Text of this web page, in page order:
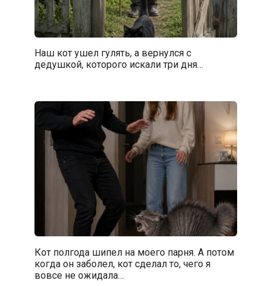
Наш кот ушел гулять, а вернулся с
дедушкой, которого искали три дня…
Кот полгода шипел на моего парня. А потом
когда он заболел, кот сделал то, чего я
вовсе не ожидала…